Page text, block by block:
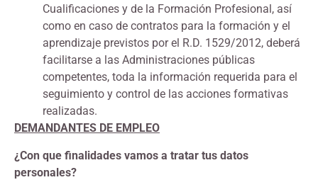
Cualificaciones y de la Formación Profesional, así
como en caso de contratos para la formación y el
aprendizaje previstos por el R.D. 1529/2012, deberá
facilitarse a las Administraciones públicas
competentes, toda la información requerida para el
seguimiento y control de las acciones formativas
realizadas.
DEMANDANTES DE EMPLEO
¿Con que finalidades vamos a tratar tus datos
personales?